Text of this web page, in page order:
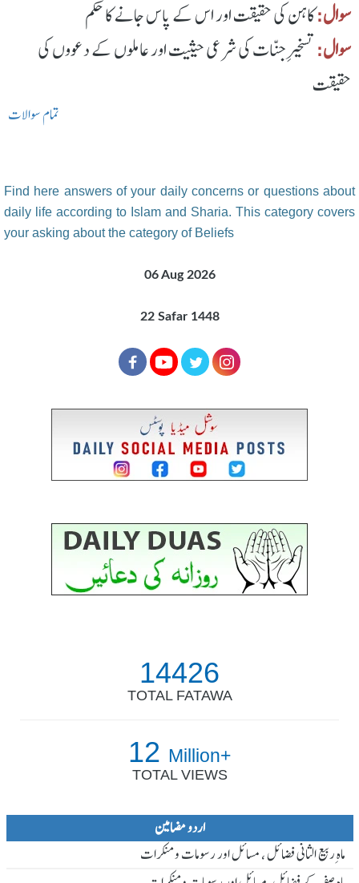
سوال:کاہن کی حقیقت اور اس کے پاس جانے کا حکم
سوال: تسخیرِ جنّات کی شرعی حیثیت اور عاملوں کے دعووں کی
حقیقت
تمام سوالات
Find here answers of your daily concerns or questions about
daily life according to Islam and Sharia. This category covers
your asking about the category of Beliefs
06 Aug 2026
22 Safar 1448
14426
TOTAL FATAWA
12 Million+
TOTAL VIEWS
اردو مضامین
ماہ ِربیع الثانی فضائل ، مسائل اور رسومات و منکرات